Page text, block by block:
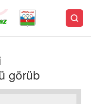
görüb